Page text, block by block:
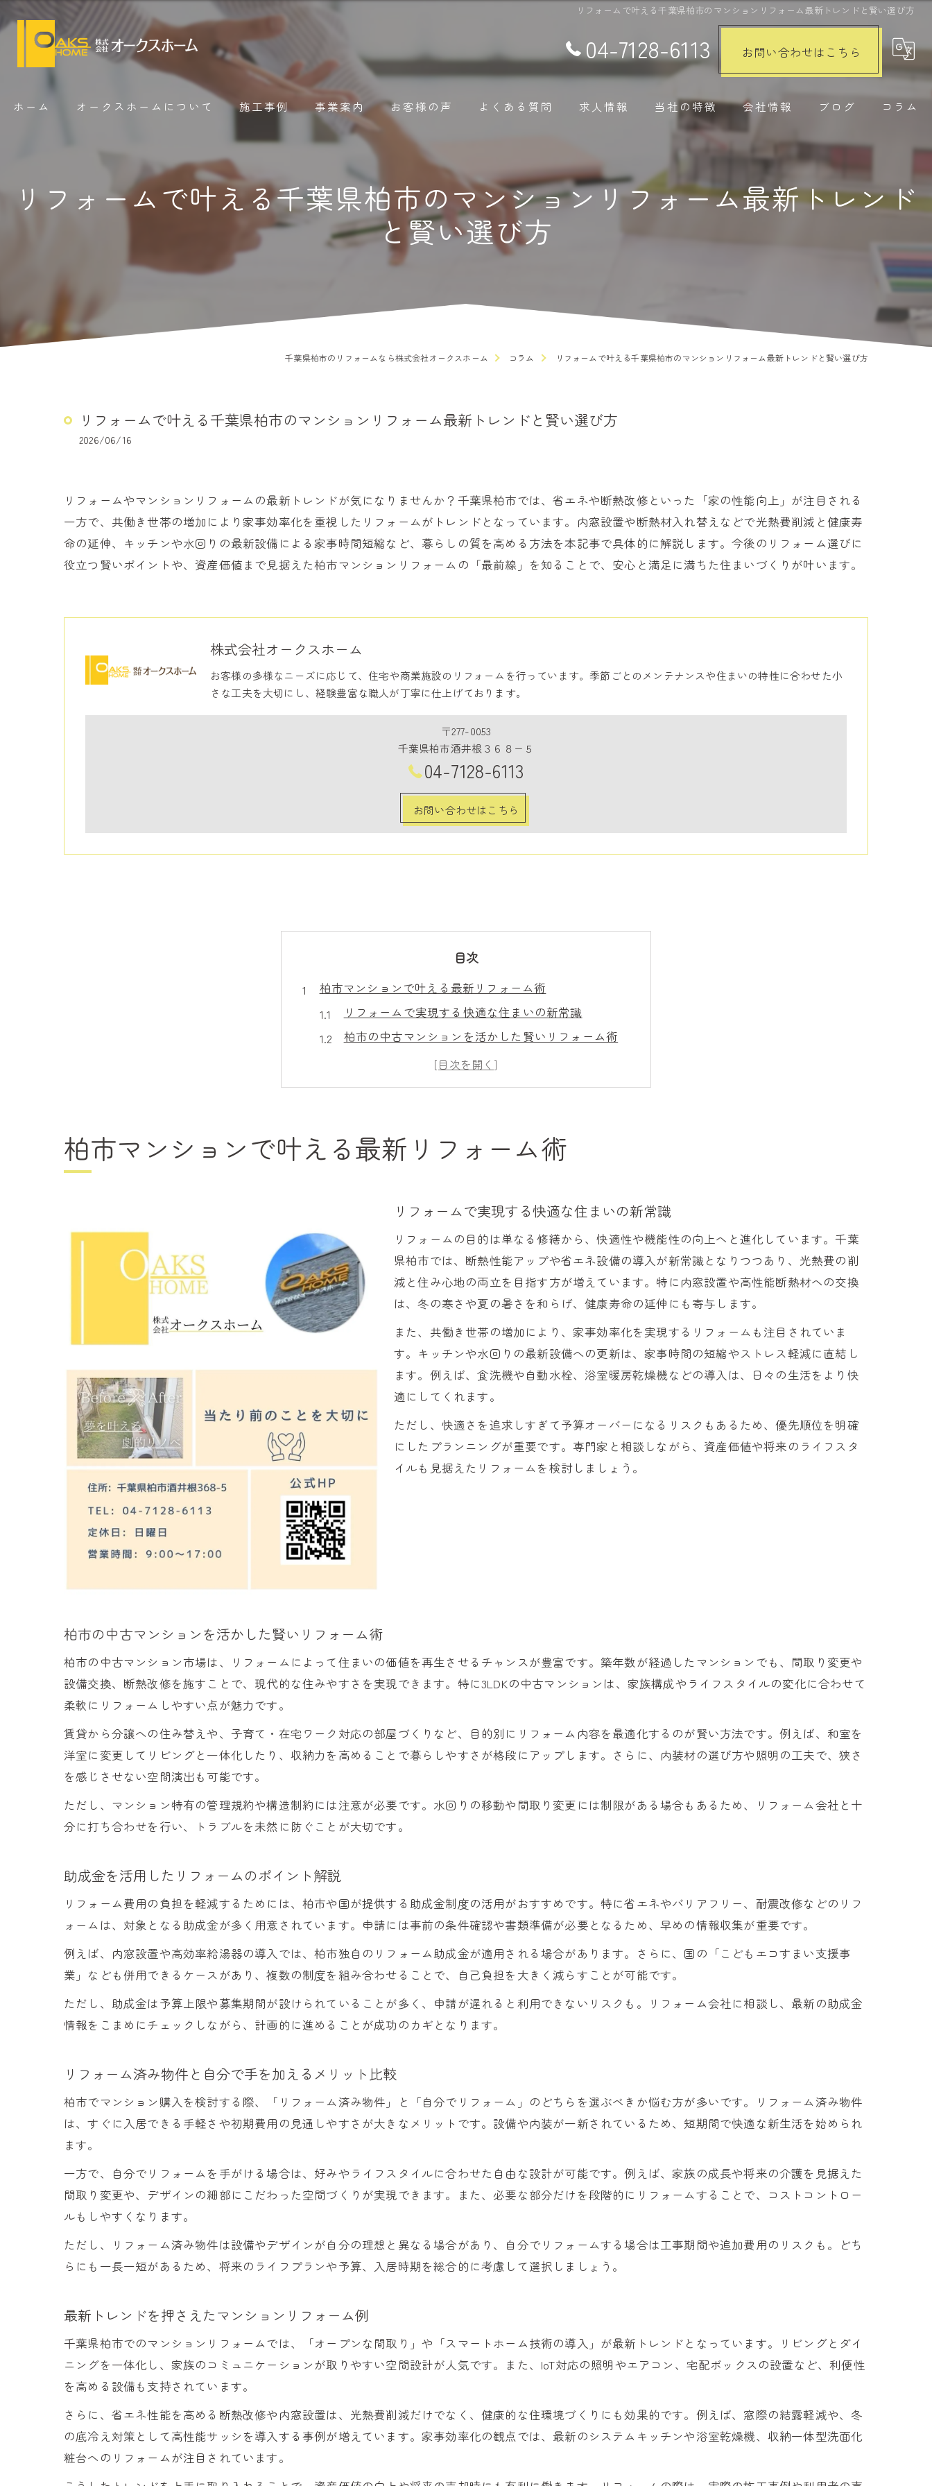
リフォームで叶える千葉県柏市のマンションリフォーム最新トレンドと賢い選び方
04-7128-6113 お問い合わせはこちら
ホーム オークスホームについて 施工事例 事業案内 お客様の声 よくある質問 求人情報 当社の特徴
リノベーション
会社情報 ブログ コラム
リフォームで叶える千葉県柏市のマンションリフォーム最新トレンド
と賢い選び方
千葉県柏市のリフォームなら株式会社オークスホーム コラム リフォームで叶える千葉県柏市のマンションリフォーム最新トレンドと賢い選び方
リフォームで叶える千葉県柏市のマンションリフォーム最新トレンドと賢い選び方
2026/06/16
リフォームやマンションリフォームの最新トレンドが気になりませんか？千葉県柏市では、省エネや断熱改修といった「家の性能向上」が注目される
一方で、共働き世帯の増加により家事効率化を重視したリフォームがトレンドとなっています。内窓設置や断熱材入れ替えなどで光熱費削減と健康寿
命の延伸、キッチンや水回りの最新設備による家事時間短縮など、暮らしの質を高める方法を本記事で具体的に解説します。今後のリフォーム選びに
役立つ賢いポイントや、資産価値まで見据えた柏市マンションリフォームの「最前線」を知ることで、安心と満足に満ちた住まいづくりが叶います。
株式会社オークスホーム
お客様の多様なニーズに応じて、住宅や商業施設のリフォームを行っています。季節ごとのメンテナンスや住まいの特性に合わせた小
さな工夫を大切にし、経験豊富な職人が丁寧に仕上げております。
〒277-0053
千葉県柏市酒井根３６８−５
04-7128-6113
お問い合わせはこちら
目次
柏市マンションで叶える最新リフォーム術
リフォームで実現する快適な住まいの新常識
柏市の中古マンションを活かした賢いリフォーム術
助成金を活用したリフォームのポイント解説
リフォーム済み物件と自分で手を加えるメリット比較
断熱と時短を両立するリフォームの秘訣
断熱リフォームで叶える一年中快適な室内環境
光熱費削減につながる断熱改修の選び方
共働き世帯向け時短リフォームの実践例
断熱と時短を両立するマンションリフォーム術
家事効率化なら注目のマンションリフォーム
家事動線を考えたリフォームのポイント解説
最新設備で実現する家事効率化リフォーム
共働き世帯に適した間取り変更リフォーム術
リフォームで叶えるラク家事空間の作り方
時短に貢献するキッチン・水回りリフォーム
省エネ重視で暮らしが変わるリフォーム提案
リフォームで始める省エネな日常生活の実現
断熱強化がもたらす省エネルギー効果の紹介
マンションリフォームで光熱費を賢く節約
リフォーム助成金を活用した省エネ対策法
住宅性能を高めるリフォームの最新トレンド
光熱費削減へ導くリフォームトレンド徹底解説
光熱費が下がる最新リフォーム設備の選び方
リフォームでヒートショック対策と節電を両立
中古マンションリフォームで光熱費削減術
リノベーション物件の光熱費節約事例を紹介
2026年注目のリフォーム最新動向を解説
みらいエコ住宅事業とリフォームの関係性
リフォーム業界のこれからと賢い選択法
柏市マンションリフォームの将来展望紹介
柏市マンションで叶える最新リフォーム術
リフォームで実現する快適な住まいの新常識
リフォームの目的は単なる修繕から、快適性や機能性の向上へと進化しています。千葉
県柏市では、断熱性能アップや省エネ設備の導入が新常識となりつつあり、光熱費の削
減と住み心地の両立を目指す方が増えています。特に内窓設置や高性能断熱材への交換
は、冬の寒さや夏の暑さを和らげ、健康寿命の延伸にも寄与します。
また、共働き世帯の増加により、家事効率化を実現するリフォームも注目されていま
す。キッチンや水回りの最新設備への更新は、家事時間の短縮やストレス軽減に直結し
ます。例えば、食洗機や自動水栓、浴室暖房乾燥機などの導入は、日々の生活をより快
適にしてくれます。
ただし、快適さを追求しすぎて予算オーバーになるリスクもあるため、優先順位を明確
にしたプランニングが重要です。専門家と相談しながら、資産価値や将来のライフスタ
イルも見据えたリフォームを検討しましょう。
柏市の中古マンションを活かした賢いリフォーム術
柏市の中古マンション市場は、リフォームによって住まいの価値を再生させるチャンスが豊富です。築年数が経過したマンションでも、間取り変更や
設備交換、断熱改修を施すことで、現代的な住みやすさを実現できます。特に3LDKの中古マンションは、家族構成やライフスタイルの変化に合わせて
柔軟にリフォームしやすい点が魅力です。
賃貸から分譲への住み替えや、子育て・在宅ワーク対応の部屋づくりなど、目的別にリフォーム内容を最適化するのが賢い方法です。例えば、和室を
洋室に変更してリビングと一体化したり、収納力を高めることで暮らしやすさが格段にアップします。さらに、内装材の選び方や照明の工夫で、狭さ
を感じさせない空間演出も可能です。
ただし、マンション特有の管理規約や構造制約には注意が必要です。水回りの移動や間取り変更には制限がある場合もあるため、リフォーム会社と十
分に打ち合わせを行い、トラブルを未然に防ぐことが大切です。
助成金を活用したリフォームのポイント解説
リフォーム費用の負担を軽減するためには、柏市や国が提供する助成金制度の活用がおすすめです。特に省エネやバリアフリー、耐震改修などのリフ
ォームは、対象となる助成金が多く用意されています。申請には事前の条件確認や書類準備が必要となるため、早めの情報収集が重要です。
例えば、内窓設置や高効率給湯器の導入では、柏市独自のリフォーム助成金が適用される場合があります。さらに、国の「こどもエコすまい支援事
業」なども併用できるケースがあり、複数の制度を組み合わせることで、自己負担を大きく減らすことが可能です。
ただし、助成金は予算上限や募集期間が設けられていることが多く、申請が遅れると利用できないリスクも。リフォーム会社に相談し、最新の助成金
情報をこまめにチェックしながら、計画的に進めることが成功のカギとなります。
リフォーム済み物件と自分で手を加えるメリット比較
柏市でマンション購入を検討する際、「リフォーム済み物件」と「自分でリフォーム」のどちらを選ぶべきか悩む方が多いです。リフォーム済み物件
は、すぐに入居できる手軽さや初期費用の見通しやすさが大きなメリットです。設備や内装が一新されているため、短期間で快適な新生活を始められ
ます。
一方で、自分でリフォームを手がける場合は、好みやライフスタイルに合わせた自由な設計が可能です。例えば、家族の成長や将来の介護を見据えた
間取り変更や、デザインの細部にこだわった空間づくりが実現できます。また、必要な部分だけを段階的にリフォームすることで、コストコントロー
ルもしやすくなります。
ただし、リフォーム済み物件は設備やデザインが自分の理想と異なる場合があり、自分でリフォームする場合は工事期間や追加費用のリスクも。どち
らにも一長一短があるため、将来のライフプランや予算、入居時期を総合的に考慮して選択しましょう。
最新トレンドを押さえたマンションリフォーム例
千葉県柏市でのマンションリフォームでは、「オープンな間取り」や「スマートホーム技術の導入」が最新トレンドとなっています。リビングとダイ
ニングを一体化し、家族のコミュニケーションが取りやすい空間設計が人気です。また、IoT対応の照明やエアコン、宅配ボックスの設置など、利便性
を高める設備も支持されています。
さらに、省エネ性能を高める断熱改修や内窓設置は、光熱費削減だけでなく、健康的な住環境づくりにも効果的です。例えば、窓際の結露軽減や、冬
の底冷え対策として高性能サッシを導入する事例が増えています。家事効率化の観点では、最新のシステムキッチンや浴室乾燥機、収納一体型洗面化
粧台へのリフォームが注目されています。